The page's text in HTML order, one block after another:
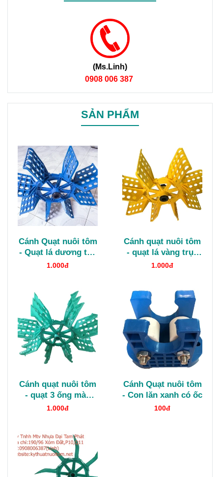
(Ms.Linh)
0908 006 387
SẢN PHẨM
Cánh Quạt nuôi tôm
- Quạt lá dương tán
nhựa
1.000đ
Cánh quạt nuôi tôm
- quạt lá vàng trục
nhựa
1.000đ
Cánh quạt nuôi tôm
- quạt 3 ống màu
ngọc
1.000đ
Cánh Quạt nuôi tôm
- Con lăn xanh có ốc
100đ